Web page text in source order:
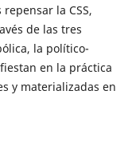
la CSS,
de las tres
la político-
en la práctica
y materializadas en